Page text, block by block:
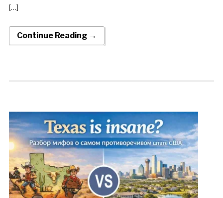
[…]
Continue Reading →